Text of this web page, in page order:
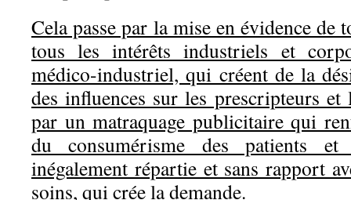
Cela passe par la mise en évidence de
tous les intérêts industriels et
médico-industriel, qui créent de la
des influences sur les prescripteurs et
par un matraquage publicitaire qui
du consumérisme des patients
inégalement répartie et sans rapport
soins, qui crée la demande.